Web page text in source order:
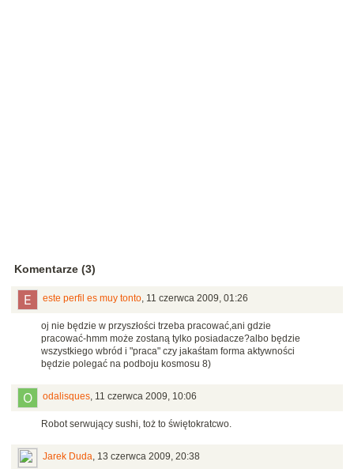
Komentarze (3)
este perfil es muy tonto, 11 czerwca 2009, 01:26
oj nie będzie w przyszłości trzeba pracować,ani gdzie
pracować-hmm może zostaną tylko posiadacze?albo będzie
wszystkiego wbród i "praca" czy jakaśtam forma aktywności
będzie polegać na podboju kosmosu 8)
odalisques, 11 czerwca 2009, 10:06
Robot serwujący sushi, toż to świętokratcwo.
Jarek Duda, 13 czerwca 2009, 20:38